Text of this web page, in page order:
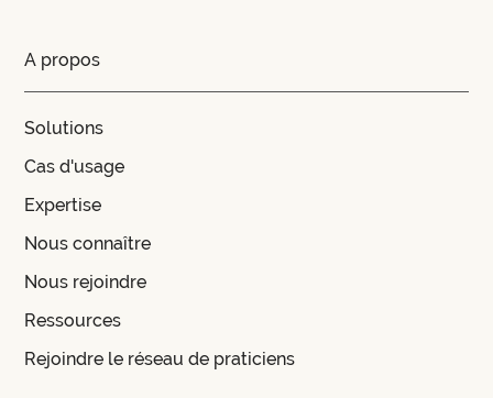
A propos
Solutions
Cas d'usage
Expertise
Nous connaître
Nous rejoindre
Ressources
Rejoindre le réseau de praticiens